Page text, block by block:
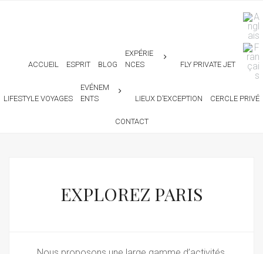
ACCUEIL ESPRIT BLOG
EXPÉRIE
NCES
FLY PRIVATE JET
LIFESTYLE VOYAGES
EVÉNEM
ENTS
LIEUX D’EXCEPTION CERCLE PRIVÉ
CONTACT
EXPLOREZ PARIS